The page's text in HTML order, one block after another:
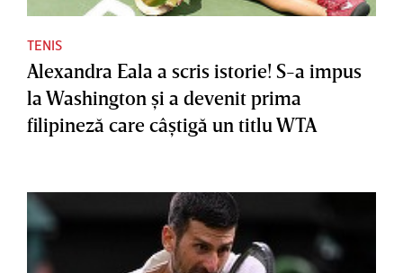
TENIS
Alexandra Eala a scris istorie! S-a impus
la Washington şi a devenit prima
filipineză care câştigă un titlu WTA